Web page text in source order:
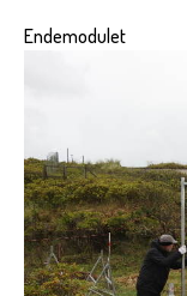
Endemodulet